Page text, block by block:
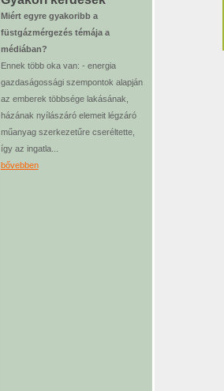
Miért egyre gyakoribb a
füstgázmérgezés témája a
médiában?
Ennek több oka van: - energia
gazdaságossági szempontok alapján
az emberek többsége lakásának,
házának nyílászáró elemeit légzáró
műanyag szerkezetűre cseréltette,
így az ingatla...
bővebben